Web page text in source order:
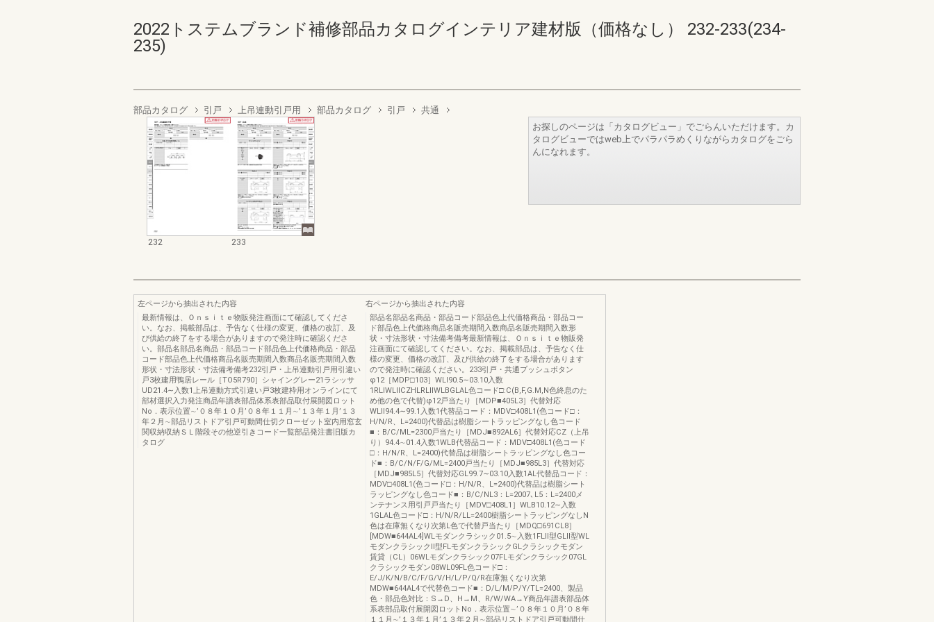
2022トステムブランド補修部品カタログインテリア建材版（価格なし） 232-233(234-
235)
部品カタログ 引戸 上吊連動引戸用 部品カタログ 引戸 共通
232 233
お探しのページは「カタログビュー」でごらんいただけます。カ
タログビューではweb上でパラパラめくりながらカタログをごら
んになれます。
左ページから抽出された内容
最新情報は、Ｏｎｓｉｔｅ物販発注画面にて確認してくださ
い。なお、掲載部品は、予告なく仕様の変更、価格の改訂、及
び供給の終了をする場合がありますので発注時に確認くださ
い。部品名部品名商品・部品コード部品色上代価格商品・部品
コード部品色上代価格商品名販売期間入数商品名販売期間入数
形状・寸法形状・寸法備考備考232引戸・上吊連動引戸用引違い
戸3枚建用鴨居レール［TO5R790］シャイングレー21ラシッサ
UD21.4∼入数1上吊連動方式引違い戸3枚建枠用オンラインにて
部材選択入力発注商品年譜表部品体系表部品取付展開図ロット
No．表示位置∼’０８年１０月’０８年１１月∼’１３年１月’１３
年２月∼部品リストドア引戸可動間仕切クローゼット室内用窓玄
関収納収納ＳＬ階段その他逆引きコード一覧部品発注書旧版カ
タログ
右ページから抽出された内容
部品名部品名商品・部品コード部品色上代価格商品・部品コー
ド部品色上代価格商品名販売期間入数商品名販売期間入数形
状・寸法形状・寸法備考備考最新情報は、Ｏｎｓｉｔｅ物販発
注画面にて確認してください。なお、掲載部品は、予告なく仕
様の変更、価格の改訂、及び供給の終了をする場合があります
ので発注時に確認ください。233引戸・共通プッシュボタン
φ12［MDP□103］WLⅠ90.5∼03.10入数
1RLⅠWLⅡCZHLRLⅡWLBGLAL色コード□:C(B,F,G.M,N色終息のた
め他の色で代替)φ12戸当たり［MDP■405L3］代替対応
WLⅡ94.4∼99.1入数1代替品コード：MDV□408L1(色コード□：
H/N/R、L=2400)代替品は樹脂シートラッピングなし色コード
■：B/C/ML=2300戸当たり［MDJ■892AL6］代替対応CZ（上吊
り）94.4∼01.4入数1WLB代替品コード：MDV□408L1(色コード
□：H/N/R、L=2400)代替品は樹脂シートラッピングなし色コー
ド■：B/C/N/F/G/ML=2400戸当たり［MDJ■985L3］代替対応
［MDJ■985L5］代替対応GL99.7∼03.10入数1AL代替品コード：
MDV□408L1(色コード□：H/N/R、L=2400)代替品は樹脂シート
ラッピングなし色コード■：B/C/NL3：L=2007､L5：L=2400メ
ンテナンス用引戸戸当たり［MDV□408L1］WLB10.12∼入数
1GLAL色コード□：H/N/R/LL=2400樹脂シートラッピングなしN
色は在庫無くなり次第L色で代替戸当たり［MDQ□691CL8］
[MDW■644AL4]WLモダンクラシック01.5∼入数1FLⅡ型GLⅡ型WL
モダンクラシックⅡ型FLモダンクラシックGLクラシックモダン
賃貸（CL）06WLモダンクラシック07FLモダンクラシック07GL
クラシックモダン08WL09FL色コード□：
E/J/K/N/B/C/F/G/V/H/L/P/Q/R在庫無くなり次第
MDW■644AL4で代替色コード■：D/L/M/P/Y/TL=2400、製品
色・部品色対比：S→D、H→M、R/W/WA→Y商品年譜表部品体
系表部品取付展開図ロットNo．表示位置∼’０８年１０月’０８年
１１月∼’１３年１月’１３年２月∼部品リストドア引戸可動間仕